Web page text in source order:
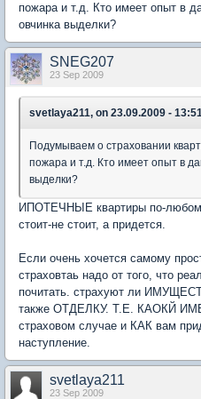
пожара и т.д. Кто имеет опыт в
овчинка выделки?
SNEG207
23 Sep 2009
svetlaya211, on 23.09.2009 -
Подумываем о страховании
пожара и т.д. Кто имеет опыт в
выделки?
ИПОТЕЧНЫЕ квартиры по-
стоит-не стоит, а придется.
Если очень хочется самому
страховтаь надо от того, что
почитать. страхуют ли
также ОТДЕЛКУ. Т.Е. КАОКЙ
страховом случае и КАК вам
наступление.
svetlaya211
23 Sep 2009